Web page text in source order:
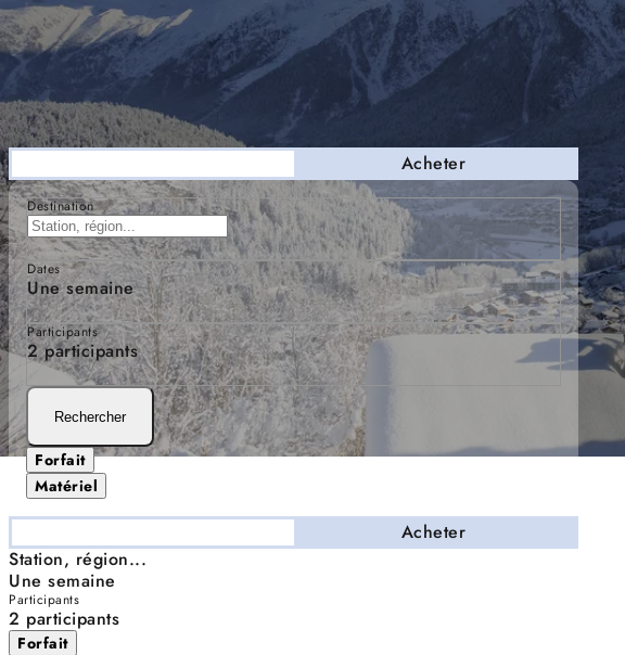
Acheter
Destination
Dates
Une semaine
Participants
2 participants
Rechercher
Forfait
Matériel
Acheter
Station, région...
Une semaine
Participants
2 participants
Forfait